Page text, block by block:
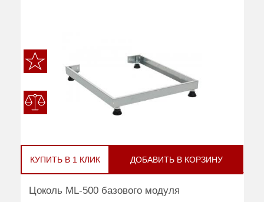
КУПИТЬ В 1 КЛИК ДОБАВИТЬ В КОРЗИНУ
Цоколь ML-500 базового модуля